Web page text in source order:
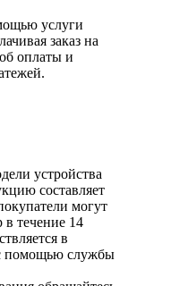
услуги
заказ на
оплаты и
устройства
составляет
могут
в течение 14
в
помощью службы